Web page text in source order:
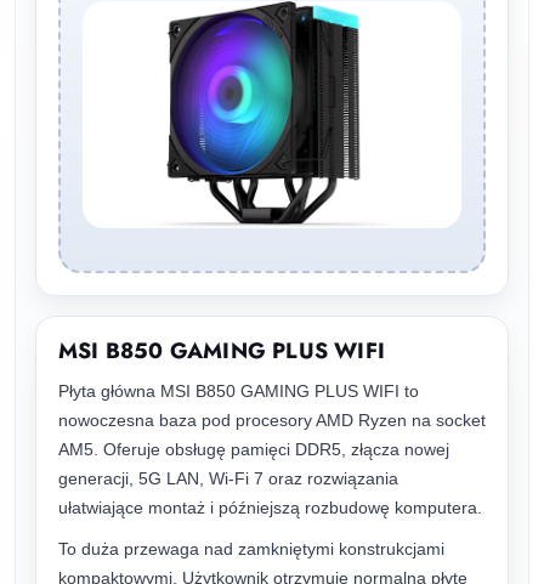
MSI B850 GAMING PLUS WIFI
Płyta główna MSI B850 GAMING PLUS WIFI to
nowoczesna baza pod procesory AMD Ryzen na socket
AM5. Oferuje obsługę pamięci DDR5, złącza nowej
generacji, 5G LAN, Wi-Fi 7 oraz rozwiązania
ułatwiające montaż i późniejszą rozbudowę komputera.
To duża przewaga nad zamkniętymi konstrukcjami
kompaktowymi. Użytkownik otrzymuje normalną płytę